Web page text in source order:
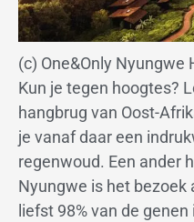
(c) One&Only Nyungwe
Kun je tegen hoogtes?
hangbrug van Oost-
je vanaf daar een
regenwoud. Een ander
Nyungwe is het bezoek
liefst 98% van de